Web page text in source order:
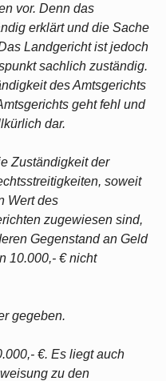
vor. Denn das
erklärt und die Sache
Landgericht ist jedoch
sachlich zuständig.
des Amtsgerichts
geht fehl und
dar.
Zuständigkeit der
soweit
Wert des
zugewiesen sind,
Gegenstand an Geld
10.000,- € nicht
gegeben.
€. Es liegt auch
zu den